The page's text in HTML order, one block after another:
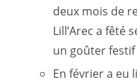
deux mois de
Lill’Arec a fêté
un goûter
En février a eu